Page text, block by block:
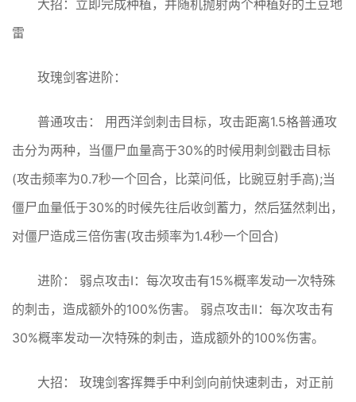
大招：立即完成种植，并随机抛射两个种植好的土豆地
雷
玫瑰剑客进阶：
普通攻击： 用西洋剑刺击目标，攻击距离1.5格普通攻
击分为两种，当僵尸血量高于30%的时候用刺剑戳击目标
(攻击频率为0.7秒一个回合，比菜问低，比豌豆射手高);当
僵尸血量低于30%的时候先往后收剑蓄力，然后猛然刺出，
对僵尸造成三倍伤害(攻击频率为1.4秒一个回合)
进阶： 弱点攻击I：每次攻击有15%概率发动一次特殊
的刺击，造成额外的100%伤害。 弱点攻击II：每次攻击有
30%概率发动一次特殊的刺击，造成额外的100%伤害。
大招： 玫瑰剑客挥舞手中利剑向前快速刺击，对正前